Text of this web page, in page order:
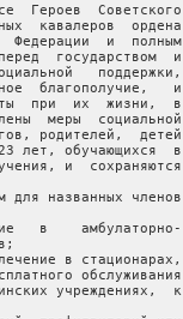
Героев  Советского
кавалеров  ордена
Федерации  и  полным
государством  и
поддержки,
благополучие,   и
при  их  жизни,  в
меры  социальной
родителей,  детей
лет, обучающихся  в
и  сохраняются
для названных членов
в    амбулаторно-
в стационарах,
обслуживания
учреждениях,  к